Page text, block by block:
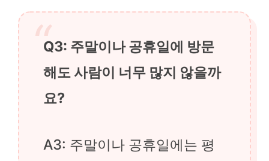
Q3: 주말이나 공휴일에 방문
해도 사람이 너무 많지 않을까
요?
A3: 주말이나 공휴일에는 평